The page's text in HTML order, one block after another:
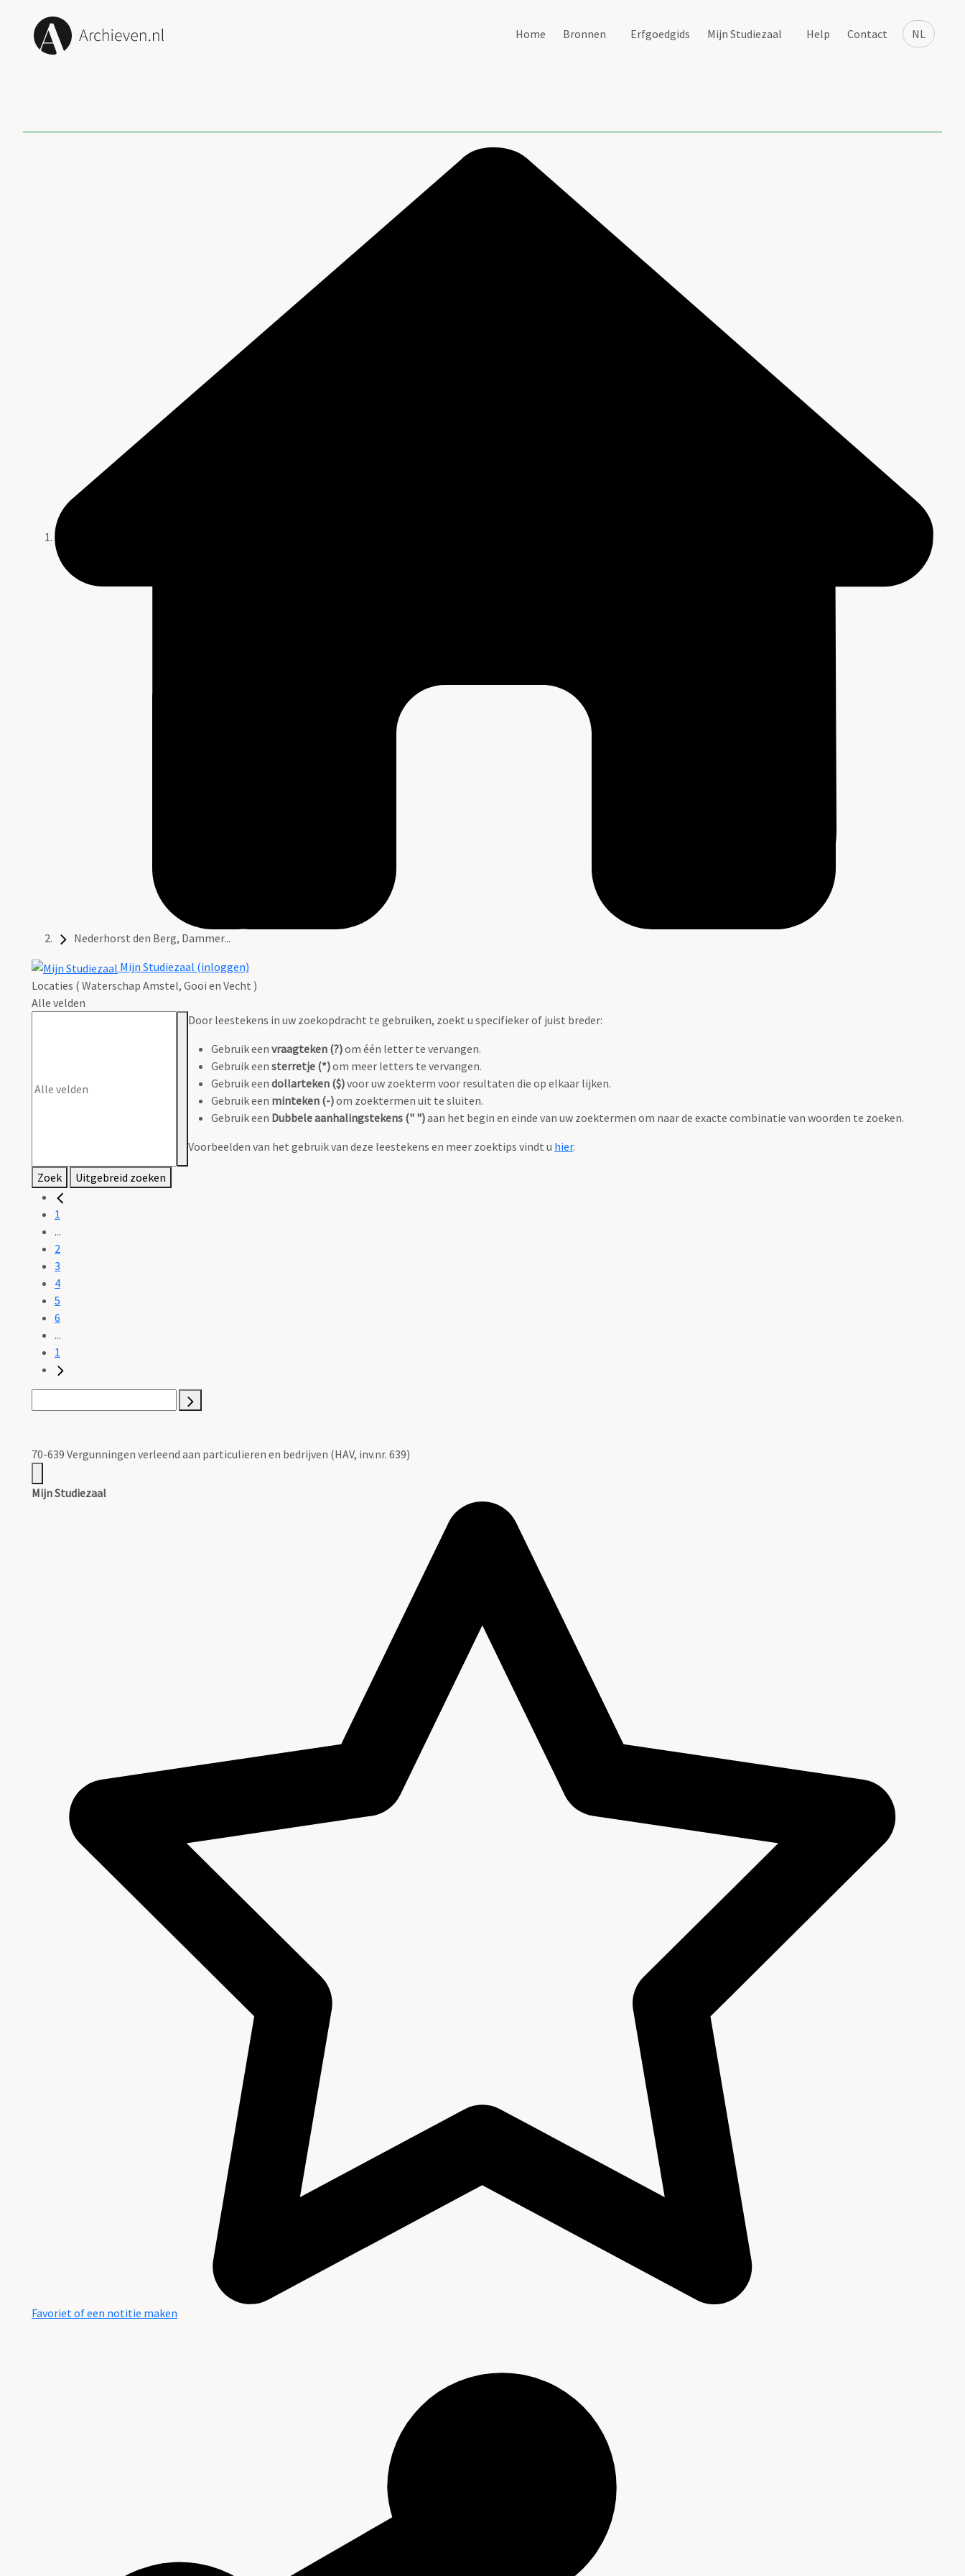
NL
Home Bronnen Erfgoedgids Mijn Studiezaal Help Contact
Nederhorst den Berg, Dammer...
Mijn Studiezaal (inloggen)
Locaties ( Waterschap Amstel, Gooi en Vecht )
Alle velden
Door leestekens in uw zoekopdracht te gebruiken, zoekt u specifieker of juist breder:
Gebruik een vraagteken (?)om één letter te vervangen.
Gebruik een sterretje (*)om meer letters te vervangen.
Gebruik een dollarteken ($)voor uw zoekterm voor resultaten die op elkaar lijken.
Gebruik een minteken (-)om zoektermen uit te sluiten.
Gebruik een Dubbele aanhalingstekens (" ")aan het begin en einde van uw zoektermen om naar de exacte combinatie van woorden te zoeken.
Voorbeelden van het gebruik van deze leestekens en meer zoektips vindt u hier.
Zoek Uitgebreid zoeken
1
...
2
3
4
5
6
...
1
70-639 Vergunningen verleend aan particulieren en bedrijven (HAV, inv.nr. 639)
Mijn Studiezaal
Favoriet of een notitie maken